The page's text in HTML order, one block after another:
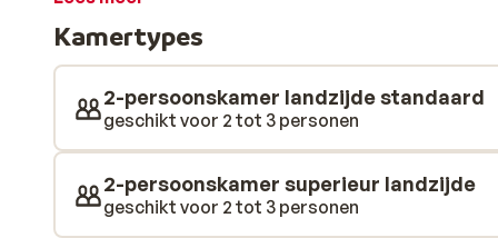
oud en organiseert op verschillende tijdstippen
kamterypes te reserveren en ook familiekamers.
er is zelfs een aparte slaapkamer. Alle maaltijden,
dag staan er weer heerlijke buffetten voor je klaar
keuken. Voor alle drankjes kun je terecht bij de
buurt van Mastichari, dit is een gezellig, typisch
vermaken. Verder is het ook heel leuk om een auto
te verkennen. Zo ga je merken dat Kos nog veel meer
Kamertypes
2-persoonskamer landzijde standaard
geschikt voor 2 tot 3 personen
2-persoonskamer superieur landzijde
geschikt voor 2 tot 3 personen